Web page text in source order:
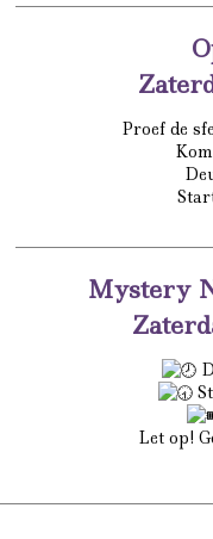
Proef de
Mystery
Let op!